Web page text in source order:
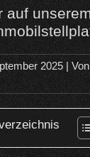
auf
2025| Von